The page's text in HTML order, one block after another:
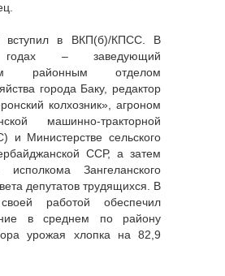
вступил в ВКП(б)/КПСС. В
годах – заведующий
районным отделом
города Баку, редактор
колхозник», агроном
машинно-тракторной
и Министерстве сельского
ССР, а затем
исполкома Зангеланского
депутатов трудящихся. В
работой обеспечил
в среднем по району
урожая хлопка на 82,9